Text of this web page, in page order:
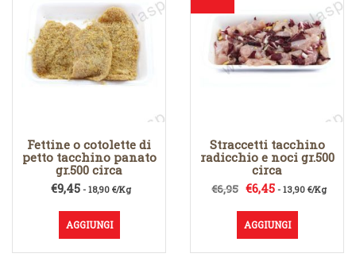
Fettine o cotolette di
petto tacchino panato
gr.500 circa
€9,45 - 18,90 €/Kg
AGGIUNGI
Straccetti tacchino
radicchio e noci gr.500
circa
€6,95 Il
originale
era:
€6,95.
€6,45Il
attuale
è:
€6,45.
- 13,90 €/Kg
AGGIUNGI